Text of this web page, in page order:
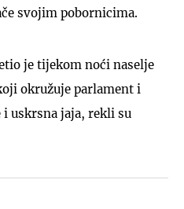
svojim pobornicima.
je tijekom noći naselje
okružuje parlament i
uskrsna jaja, rekli su